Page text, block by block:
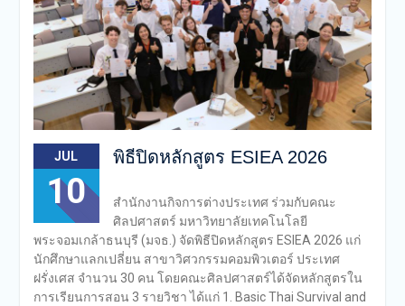
JUL
10
พิธีปิดหลักสูตร ESIEA 2026
สำนักงานกิจการต่างประเทศ ร่วมกับคณะ
ศิลปศาสตร์ มหาวิทยาลัยเทคโนโลยี
พระจอมเกล้าธนบุรี (มจธ.) จัดพิธีปิดหลักสูตร ESIEA 2026 แก่
นักศึกษาแลกเปลี่ยน สาขาวิศวกรรมคอมพิวเตอร์ ประเทศ
ฝรั่งเศส จำนวน 30 คน โดยคณะศิลปศาสตร์ได้จัดหลักสูตรใน
การเรียนการสอน 3 รายวิชา ได้แก่ 1. Basic Thai Survival and